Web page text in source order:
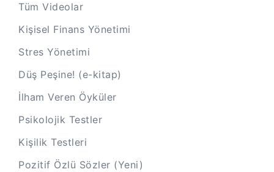
Tüm Videolar
Kişisel Finans Yönetimi
Stres Yönetimi
Düş Peşine! (e-kitap)
İlham Veren Öyküler
Psikolojik Testler
Kişilik Testleri
Pozitif Özlü Sözler (Yeni)